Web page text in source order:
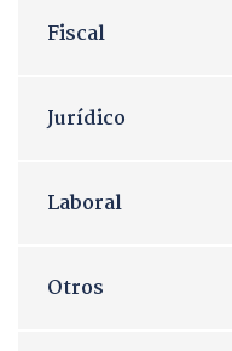
Fiscal
Jurídico
Laboral
Otros